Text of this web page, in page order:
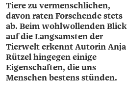
Tiere zu vermenschlichen,
davon raten Forschende stets
ab. Beim wohlwollenden Blick
auf die Langsamsten der
Tierwelt erkennt Autorin Anja
Rützel hingegen einige
Eigenschaften, die uns
Menschen bestens stünden.